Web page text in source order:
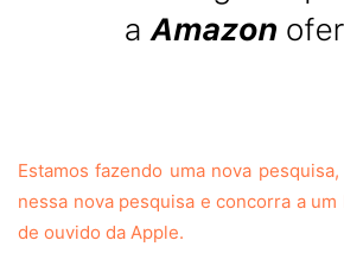
Estamos fazendo uma nova
nessa nova pesquisa e concorra a um
de ouvido da Apple.